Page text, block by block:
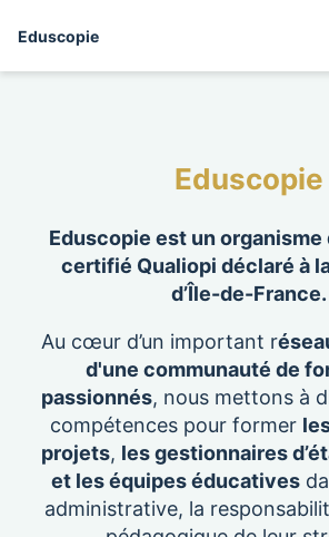
Eduscopie
Eduscopie
Eduscopie est un
certifié Qualiopi déclaré à
d’Île-de-France.
Au cœur d’un important r
d'une communauté de
passionnés, nous mettons à
compétences pour former
projets, les gestionnaires
et les équipes éducatives
administrative, la